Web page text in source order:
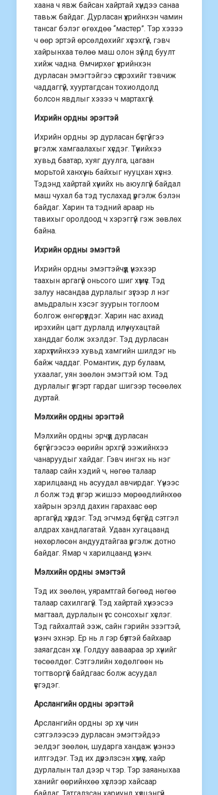
хаана ч явж байсан хайртай хүндээ санаа
тавьж байдаг. Дурласан үхрийнхэн чамин
тансаг бэлэг өгөхдөө “мастер”. Тэр хэзээ
ч өөр эртэй өрсөлдөхийг хүсэхгүй, гэвч
хайрынхаа төлөө маш олон зүйлд буулт
хийж чадна. Өмчирхөг үхрийнхэн
дурласан эмэгтэйгээ сүүлрэхийг тэвчиж
чаддаггүй, хууртагдсан тохиолдолд
болсон явдлыг хэзээ ч мартахгүй.
Ихрийн ордны эрэгтэй
Ихрийн ордны эр дурласан бүсгүйгээ
үргэлж хамгаалахыг хүсдэг. Түүнийхээ
хувьд баатар, хуяг дуулга, цагаан
морьтой ханхүү нь байхыг нууцхан хүснэ.
Тэдэнд хайртай хүнийх нь аюулгүй байдал
маш чухал ба тэд туслахад үргэлж бэлэн
байдаг. Харин та тэдний араар нь
тавихыг оролдоод ч хэрэггүй гэж зөвлөх
байна.
Ихрийн ордны эмэгтэй
Ихрийн ордны эмэгтэйчүүд үнэхээр
таахын аргагүй оньсого шиг хүмүүс. Тэд
залуу насандаа дурлалыг зүгээр л нэг
амьдралын хэсэг зуурын тоглоом
болгож өнгөрүүлдэг. Харин нас ахиад
ирэхийн цагт дурлалд илүү нухацтай
ханддаг болж эхэлдэг. Тэд дурласан
хархүүгийнхээ хувьд хамгийн шилдэг нь
байж чаддаг. Романтик, дур булаам,
ухаалаг, уян зөөлөн эмэгтэй юм. Тэд
дурлалыг үлгэрт гардаг шигээр төсөөлөх
дуртай.
Мэлхийн ордны эрэгтэй
Мэлхийн ордны эрчүүд дурласан
бүсгүйгээсээ өөрийн эрхгүй ээжийнхээ
чанаруудыг хайдаг. Гэвч ингэх нь нэг
талаар сайн хэдий ч, нөгөө талаар
харилцаанд нь асуудал авчирдаг. Үүнээс
л болж тэд үлгэр жишээ мөрөөдлийнхөө
хайрын эрэлд дахин гарахаас өөр
аргагүйд хүрдэг. Тэд эгчмэд бүсгүйд сэтгэл
алдрах хандлагатай. Удаан хугацаанд
нөхөрлөсөн андуудтайгаа үргэлж дотно
байдаг. Ямар ч харилцаанд үнэнч.
Мэлхийн ордны эмэгтэй
Тэд их зөөлөн, уярамтгай бөгөөд нөгөө
талаар сахилгагүй. Тэд хайртай хүнээсээ
магтаал, дурлалын үгс сонсохыг хүслэг.
Тэд гайхалтай ээж, сайн гэрийн эзэгтэй,
үнэнч эхнэр. Ер нь л гэр бүлтэй байхаар
заяагдсан хүн. Голдуу ааваараа эр хүнийг
төсөөлдөг. Сэтгэлийн хөдөлгөөн нь
тогтворгүй байдгаас болж асуудал
үүсгэдэг.
Арслангийн ордны эрэгтэй
Арслангийн ордны эр хүн чин
сэтгэлээсээ дурласан эмэгтэйдээ
эелдэг зөөлөн, шударга хандаж үнэнээ
илтгэдэг. Тэд их дүрэлзсэн хүмүүс, хайр
дурлалын тал дээр ч тэр. Тэр заяаныхаа
ханийг өөрийнхөө хүслээр хайсаар